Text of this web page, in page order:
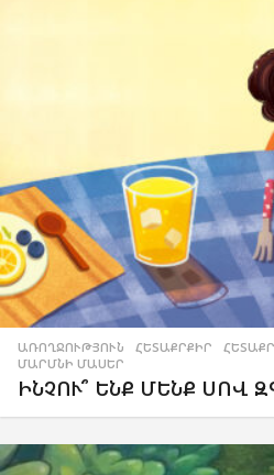
ԱՌՈՂՋՈՒԹՅՈՒՆ ,ՀԵՏԱՔՐՔԻՐ ,
ՄԱՐՄՆԻ ՄԱՍԵՐ
ԻՆՉՈՒ՞ ԵՆՔ ՄԵՆՔ ՍՈՎ